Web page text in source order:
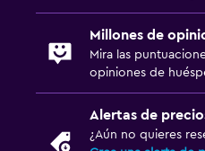
Millones de
Mira las
opiniones de
Alertas de
¿Aún no quieres